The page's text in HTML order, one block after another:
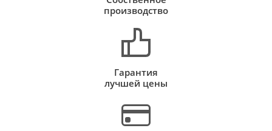
производство
Гарантия
лучшей цены